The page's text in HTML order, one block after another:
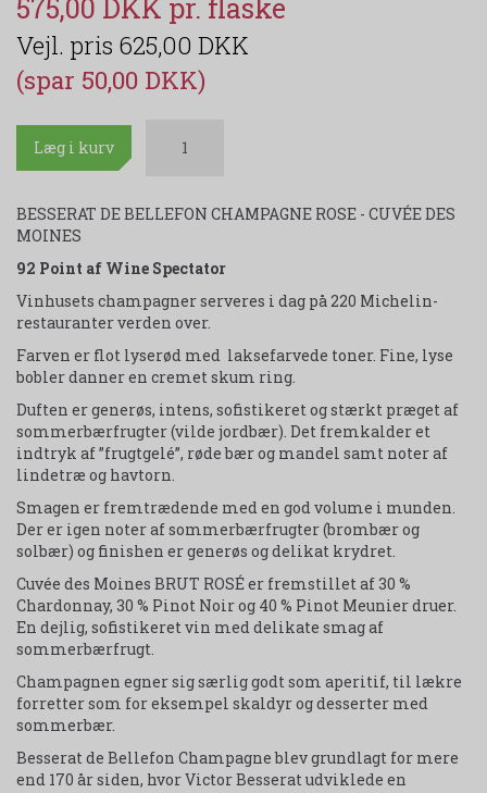
575,00 DKK
625,00 DKK
(spar 50,00 DKK)
Læg i kurv
BESSERAT DE BELLEFON CHAMPAGNE ROSE - CUVÉE DES
MOINES
92 Point af Wine Spectator
Vinhusets champagner serveres i dag på 220 Michelin-
restauranter verden over.
Farven er flot lyserød med laksefarvede toner. Fine, lyse
bobler danner en cremet skum ring.
Duften er generøs, intens, sofistikeret og stærkt præget af
sommerbærfrugter (vilde jordbær). Det fremkalder et
indtryk af ”frugtgelé”, røde bær og mandel samt noter af
lindetræ og havtorn.
Smagen er fremtrædende med en god volume i munden.
Der er igen noter af sommerbærfrugter (brombær og
solbær) og finishen er generøs og delikat krydret.
Cuvée des Moines BRUT ROSÉ er fremstillet af 30 %
Chardonnay, 30 % Pinot Noir og 40 % Pinot Meunier druer.
En dejlig, sofistikeret vin med delikate smag af
sommerbærfrugt.
Champagnen egner sig særlig godt som aperitif, til lækre
forretter som for eksempel skaldyr og desserter med
sommerbær.
Besserat de Bellefon Champagne blev grundlagt for mere
end 170 år siden, hvor Victor Besserat udviklede en